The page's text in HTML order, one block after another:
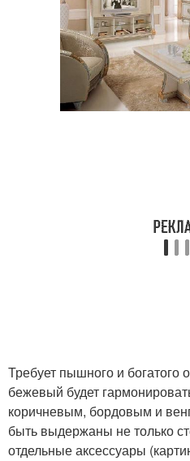
Требует пышного и
бежевый будет
коричневым, бордовым и
быть выдержаны не только
отдельные аксессуары